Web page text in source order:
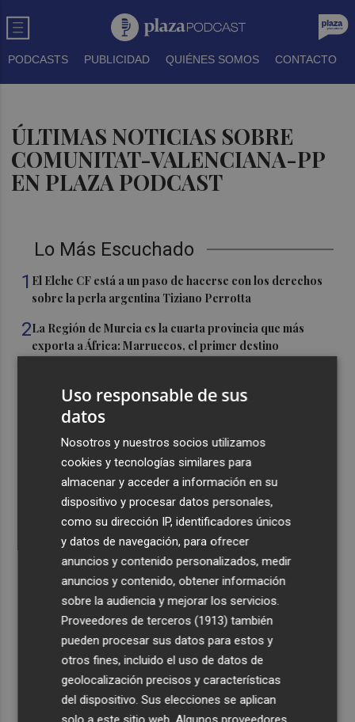
PODCASTS PUBLICIDAD QUIÉNES SOMOS CONTACTO
ÚLTIMAS NOTICIAS SOBRE
COMUNITAT-VALENCIANA-PP
EN PLAZA PODCAST
Lo Más Escuchado
1 El Elche CF está a un paso de hacerse con los derechos
sobre la perla argentina Tiziano Perrotta
2La Región de Murcia es la cuarta provincia que más
exporta a África: Marruecos, el primer destino
con cinco días de actividades
La Todolella recibe 340.000 euros del Consell para
reabrir la ermita de Sant Cristòfol tras su cierre en 2021
El Xixo Xixero llena de tradición y ambiente la Playa
Casablanca de Almenara
Recibe toda la actualidad de
Plaza Podcast en tu correo
Quiero suscribirme
Uso responsable de sus
datos
Nosotros y nuestros socios utilizamos
cookies y tecnologías similares para
almacenar y acceder a información en su
dispositivo y procesar datos personales,
como su dirección IP, identificadores únicos
y datos de navegación, para ofrecer
anuncios y contenido personalizados, medir
anuncios y contenido, obtener información
sobre la audiencia y mejorar los servicios.
Proveedores de terceros (1913) también
pueden procesar sus datos para estos y
otros fines, incluido el uso de datos de
geolocalización precisos y características
del dispositivo. Sus elecciones se aplican